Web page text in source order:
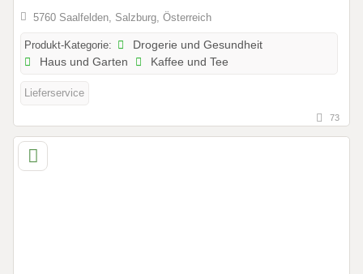
5760 Saalfelden, Salzburg, Österreich
Produkt-Kategorie:
Drogerie und Gesundheit
Haus und Garten
Kaffee und Tee
Lieferservice
73